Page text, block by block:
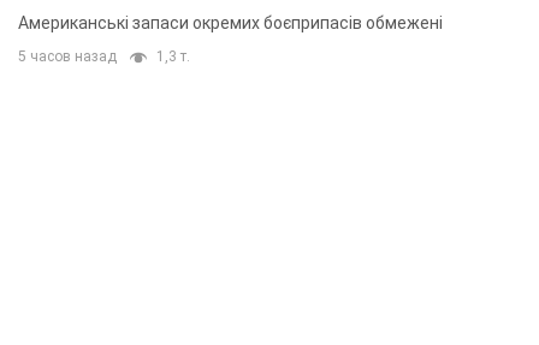
Американські запаси окремих боєприпасів обмежені
5 часов назад 1,3 т.